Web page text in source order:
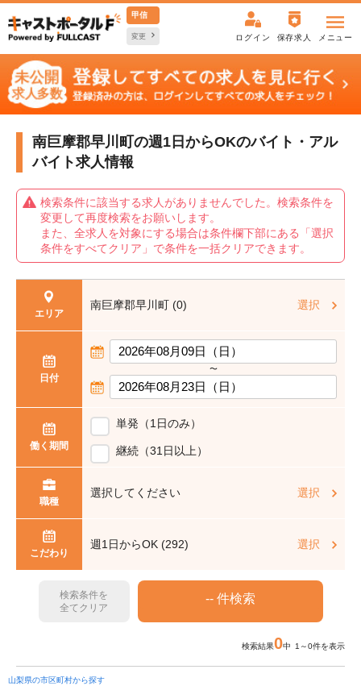
甲信
変更 ログイン 保存求人 メニュー
南巨摩郡早川町の週1日からOKのバイト・アル
バイト求人情報
検索条件に該当する求人がありませんでした。検索条件を
変更して再度検索をお願いします。
また、全求人を対象にする場合は条件欄下部にある「選択
条件をすべてクリア」で条件を一括クリアできます。
エリア
南巨摩郡早川町 (0) 選択
日付
〜
働く期間
単発（1日のみ）
継続（31日以上）
職種
選択してください 選択
こだわり
週1日からOK (292) 選択
検索条件を
全てクリア
検索結果0中 1～0件を表示
山梨県の市区町村から探す